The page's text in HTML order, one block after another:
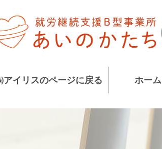
アイリスのページに戻る ホーム